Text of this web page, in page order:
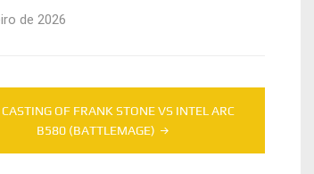
de 2026
OF FRANK STONE VS INTEL ARC
B580 (BATTLEMAGE)